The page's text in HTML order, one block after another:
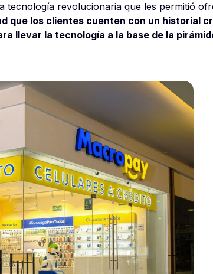
tecnología revolucionaria que les permitió
que los clientes cuenten con un historial
llevar la tecnología a la base de la